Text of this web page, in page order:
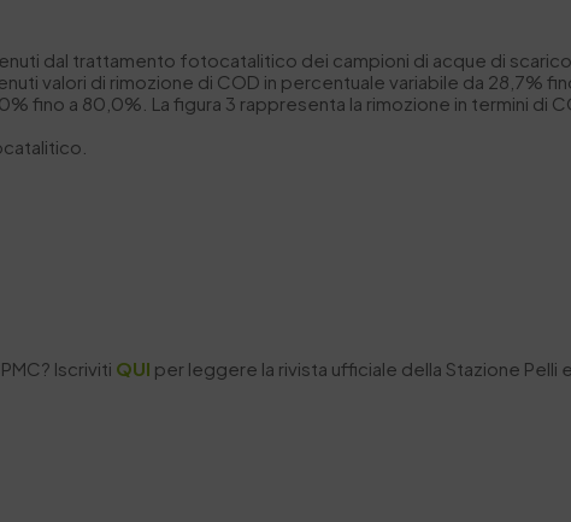
dal trattamento fotocatalitico dei campioni di acque di
valori di rimozione di COD in percentuale variabile da 28,7%
fino a 80,0%. La figura 3 rappresenta la rimozione in termini
Iscriviti QUI per leggere la rivista ufficiale della Stazione Pelli